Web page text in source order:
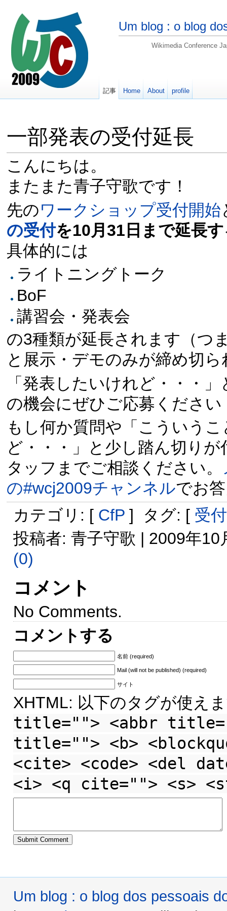
Um blog : o blog
Wikimedia Conference
一部発表の受付延長
こんにちは。
またまた青子守歌です！
先のワークショップ受付開始
の受付を10月31日まで延長
具体的には
ライトニングトーク
BoF
講習会・発表会
の3種類が延長されます（つ
と展示・デモのみが締め切
「発表したいけれど・・・
の機会にぜひご応募ください
もし何か質問や「こういう
ど・・・」と少し踏ん切り
タッフまでご相談ください。
の#wcj2009チャンネルでお
カテゴリ: [ CfP ] タグ: [ 受付
投稿者: 青子守歌 | 2009年
(0)
コメント
No Comments.
コメントする
名前 (required)
Mail (will not be published) (required)
サイト
XHTML: 以下のタグが使え
title=""> <abbr
title=""> <b>
<cite> <code> <del
<i> <q cite=""> <s>
記事 Home About profile
Um blog : o blog dos pessoais